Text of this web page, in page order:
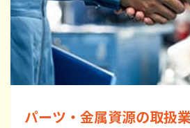
パーツ・金属資源の取扱